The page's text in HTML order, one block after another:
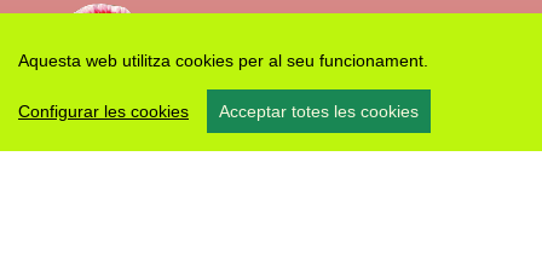
Aquesta web utilitza cookies per al seu funcionament.
Configurar les cookies Acceptar totes les cookies